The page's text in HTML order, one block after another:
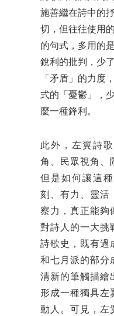
施善繼在詩中的
切，但往往使用
的句式，多用的
銳利的批判，少
「矛盾」的力度
式的「憂鬱」，
麼一種鋒利。
此外，左翼詩
角、民眾視角、
但是如何讓這
刻、有力、靈活
察力，真正能夠
對詩人的一大挑
詩歌史，既有過
和七月派的部分
清新的筆觸描繪
形成一種獨具左
動人。可見，左